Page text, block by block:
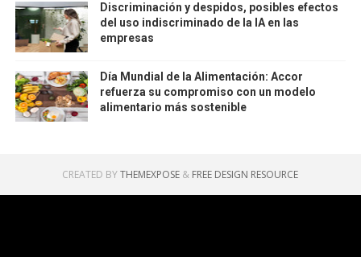
Discriminación y despidos, posibles efectos
del uso indiscriminado de la IA en las
empresas
Día Mundial de la Alimentación: Accor
refuerza su compromiso con un modelo
alimentario más sostenible
CREATED BYTHEMEXPOSE & FREE DESIGN RESOURCE